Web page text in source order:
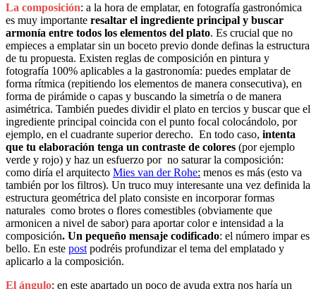
La composición: a la hora de emplatar, en fotografía gastronómica
es muy importante resaltar el ingrediente principal y buscar
armonía entre todos los elementos del plato. Es crucial que no
empieces a emplatar sin un boceto previo donde definas la estructura
de tu propuesta. Existen reglas de composición en pintura y
fotografía 100% aplicables a la gastronomía: puedes emplatar de
forma rítmica (repitiendo los elementos de manera consecutiva), en
forma de pirámide o capas y buscando la simetría o de manera
asimétrica. También puedes dividir el plato en tercios y buscar que el
ingrediente principal coincida con el punto focal colocándolo, por
ejemplo, en el cuadrante superior derecho. En todo caso, intenta
que tu elaboración tenga un contraste de colores (por ejemplo
verde y rojo) y haz un esfuerzo por no saturar la composición:
como diría el arquitecto Mies van der Rohe: menos es más (esto va
también por los filtros). Un truco muy interesante una vez definida la
estructura geométrica del plato consiste en incorporar formas
naturales como brotes o flores comestibles (obviamente que
armonicen a nivel de sabor) para aportar color e intensidad a la
composición. Un pequeño mensaje codificado: el número impar es
bello. En este post podréis profundizar el tema del emplatado y
aplicarlo a la composición.
El ángulo: en este apartado un poco de ayuda extra nos haría un